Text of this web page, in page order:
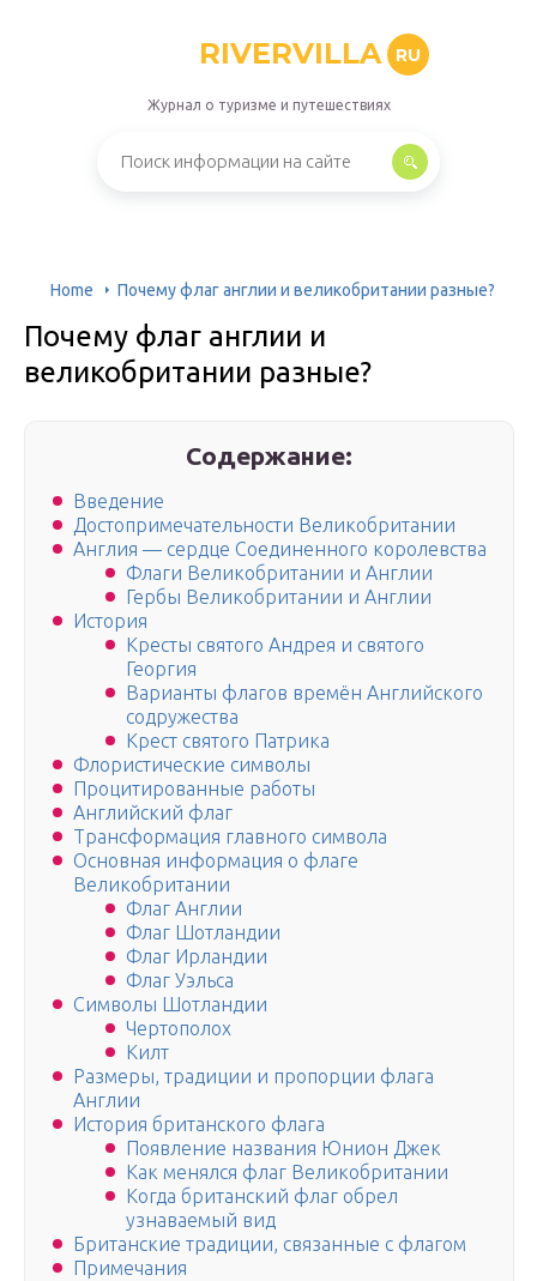
RIVERVILLA RU
Журнал о туризме и путешествиях
Home Почему флаг англии и великобритании разные?
Почему флаг англии и
великобритании разные?
Содержание:
Введение
Достопримечательности Великобритании
Англия — сердце Соединенного королевства
Флаги Великобритании и Англии
Гербы Великобритании и Англии
История
Кресты святого Андрея и святого
Георгия
Варианты флагов времён Английского
содружества
Крест святого Патрика
Флористические символы
Процитированные работы
Английский флаг
Трансформация главного символа
Основная информация о флаге
Великобритании
Флаг Англии
Флаг Шотландии
Флаг Ирландии
Флаг Уэльса
Символы Шотландии
Чертополох
Килт
Размеры, традиции и пропорции флага
Англии
История британского флага
Появление названия Юнион Джек
Как менялся флаг Великобритании
Когда британский флаг обрел
узнаваемый вид
Британские традиции, связанные с флагом
Примечания